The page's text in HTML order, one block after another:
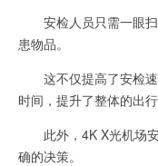
安检人员只需一眼扫
患物品。
这不仅提高了安检速
时间，提升了整体的出行
此外，4K X光机场安
确的决策。